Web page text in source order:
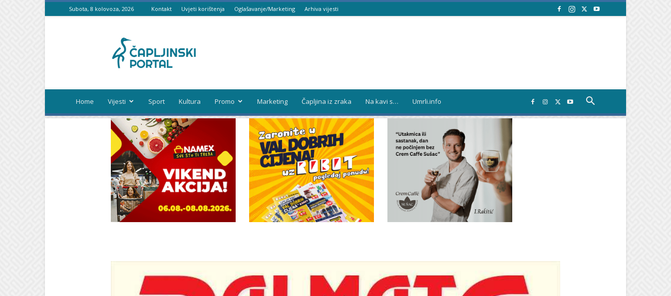
Subota, 8 kolovoza, 2026 Kontakt Uvjeti korištenja Oglašavanje/Marketing Arhiva vijesti
portal
Home Vijesti Sport Kultura Promo Marketing Čapljina iz zraka Na kavi s… Umrli.info